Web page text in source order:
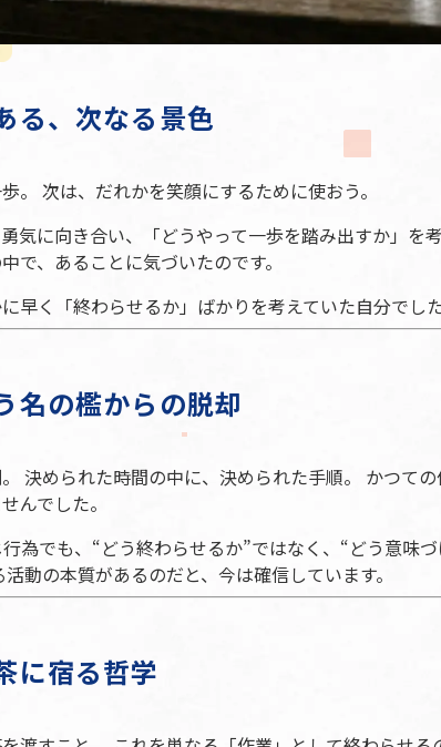
る、次なる景色
。 次は、だれかを笑顔にするために使おう。
気に向き合い、「どうやって一歩を踏み出すか」を
で、あることに気づいたのです。
早く「終わらせるか」ばかりを考えていた自分でした
名の檻からの脱却
決められた時間の中に、決められた手順。 かつて
んでした。
為でも、“どう終わらせるか”ではなく、“どう意味
動の本質があるのだと、今は確信しています。
に宿る哲学